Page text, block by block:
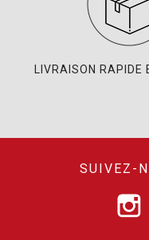
LIVRAISON RAPIDE
SUIVEZ-